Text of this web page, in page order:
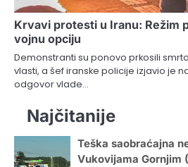
Krvavi protesti u Iranu: Režim
vojnu opciju
Demonstranti su ponovo prkosili
vlasti, a šef iranske policije izjavio je
odgovor vlade…
Najčitanije
Teška saobraćajna
Vukovijama Gornjim